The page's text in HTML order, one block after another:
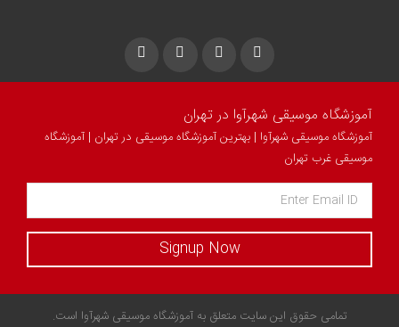
آموزشگاه موسیقی شهرآوا در تهران
آموزشگاه موسیقی شهرآوا | بهترین آموزشگاه موسیقی در تهران | آموزشگاه
موسیقی غرب تهران
Signup Now
تمامی حقوق این سایت متعلق به آموزشگاه موسیقی شهرآوا است.